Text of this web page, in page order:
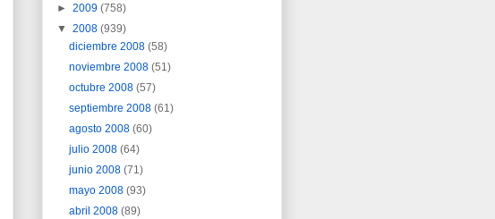
► 2009 (758)
▼ 2008 (939)
diciembre 2008(58)
noviembre 2008(51)
octubre 2008(57)
septiembre 2008(61)
agosto 2008(60)
julio 2008(64)
junio 2008(71)
mayo 2008(93)
abril 2008(89)